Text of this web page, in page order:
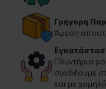
Γρήγορη
Άμεση
Πλυντήρια
συνδέουμε
και με